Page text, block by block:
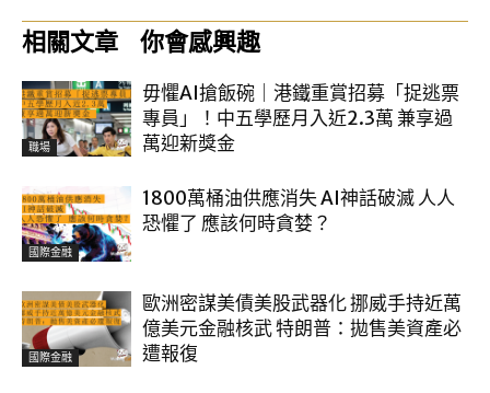
相關文章 你會感興趣
職場
毋懼AI搶飯碗｜港鐵重賞招募「捉逃票
專員」！中五學歷月入近2.3萬 兼享過
萬迎新獎金
國際金融
1800萬桶油供應消失 AI神話破滅 人人
恐懼了 應該何時貪婪？
國際金融
歐洲密謀美債美股武器化 挪威手持近萬
億美元金融核武 特朗普：拋售美資產必
遭報復